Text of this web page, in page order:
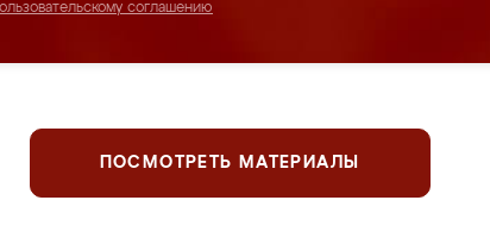
соглашению
ПОСМОТРЕТЬ МАТЕРИАЛЫ